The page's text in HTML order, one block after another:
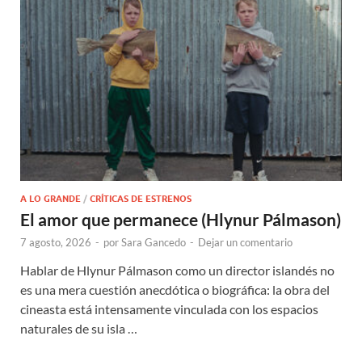
A LO GRANDE / CRÍTICAS DE ESTRENOS
El amor que permanece (Hlynur Pálmason)
7 agosto, 2026 - porSara Gancedo - Dejar un comentario
Hablar de Hlynur Pálmason como un director islandés no
es una mera cuestión anecdótica o biográfica: la obra del
cineasta está intensamente vinculada con los espacios
naturales de su isla …